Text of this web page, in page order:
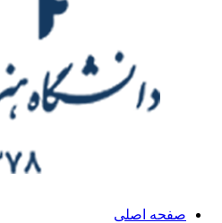
صفحه اصلی